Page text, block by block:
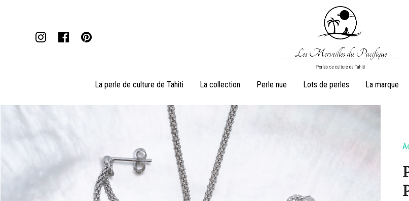
Merveilles
de
La perle de culture de Tahiti La collection Perle nue Lots de perles La marque